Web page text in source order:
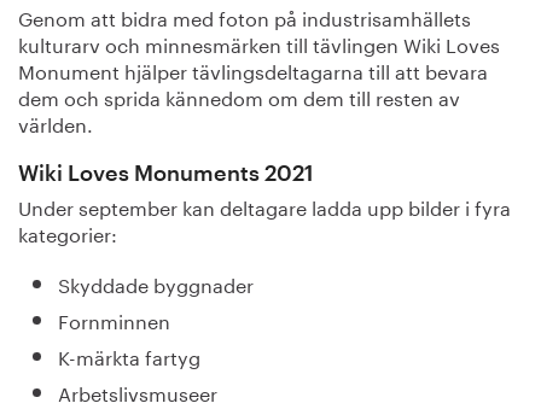
Genom att bidra med foton på industrisamhällets
kulturarv och minnesmärken till tävlingen Wiki Loves
Monument hjälper tävlingsdeltagarna till att bevara
dem och sprida kännedom om dem till resten av
världen.
Wiki Loves Monuments 2021
Under september kan deltagare ladda upp bilder i fyra
kategorier:
Skyddade byggnader
Fornminnen
K-märkta fartyg
Arbetslivsmuseer